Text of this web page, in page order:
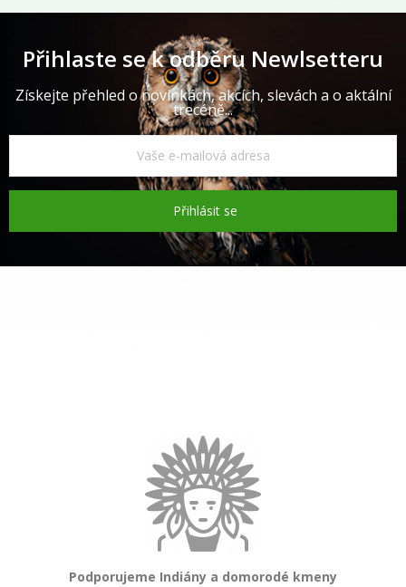
Přihlaste se k odběru Newlsetteru
Získejte přehled o novinkách, akcích, slevách a o aktální
trecéně...
Přihlásit se
Podporujeme Indiány a domorodé kmeny